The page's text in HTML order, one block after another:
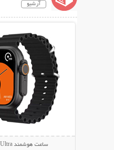
آرشیو
ساعت هوشمند T900 Ultra